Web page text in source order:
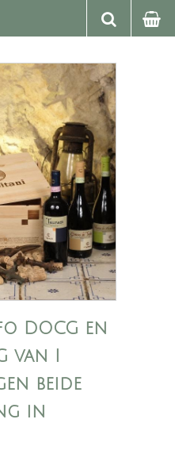
DOCG en
van I
beide
in